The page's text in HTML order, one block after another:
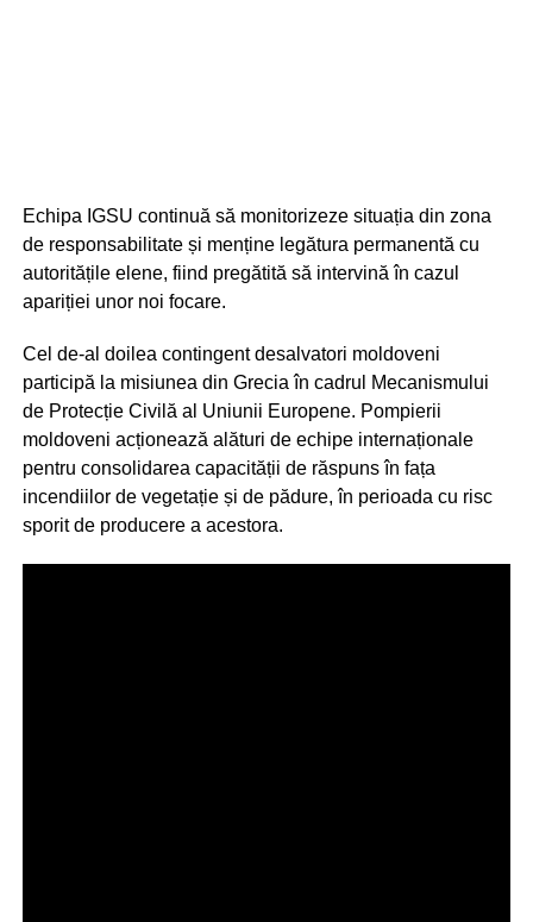
Echipa IGSU continuă să monitorizeze situația din zona
de responsabilitate și menține legătura permanentă cu
autoritățile elene, fiind pregătită să intervină în cazul
apariției unor noi focare.
Cel de-al doilea contingent desalvatori moldoveni
participă la misiunea din Grecia în cadrul Mecanismului
de Protecție Civilă al Uniunii Europene. Pompierii
moldoveni acționează alături de echipe internaționale
pentru consolidarea capacității de răspuns în fața
incendiilor de vegetație și de pădure, în perioada cu risc
sporit de producere a acestora.